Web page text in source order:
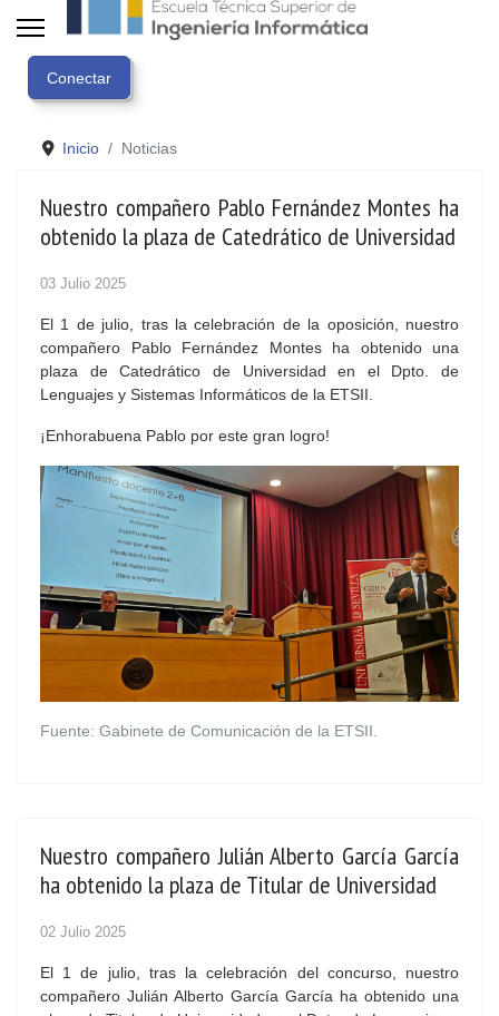
Inicio Noticias
Nuestro compañero Pablo Fernández Montes ha
obtenido la plaza de Catedrático de Universidad
03 Julio 2025
El 1 de julio, tras la celebración de la oposición, nuestro
compañero Pablo Fernández Montes ha obtenido una
plaza de Catedrático de Universidad en el Dpto. de
Lenguajes y Sistemas Informáticos de la ETSII.
¡Enhorabuena Pablo por este gran logro!
Fuente: Gabinete de Comunicación de la ETSII.
Nuestro compañero Julián Alberto García García
ha obtenido la plaza de Titular de Universidad
02 Julio 2025
El 1 de julio, tras la celebración del concurso, nuestro
compañero Julián Alberto García García ha obtenido una